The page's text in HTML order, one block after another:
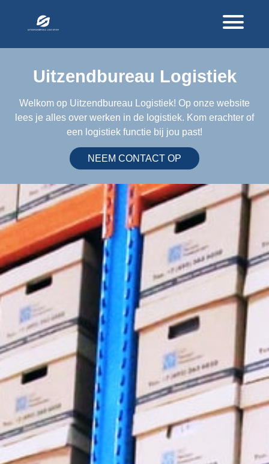
Uitzendbureau Logistiek
Welkom op Uitzendbureau Logistiek! Op onze website
lees je alles over werken in de logistiek. Kom erachter of
een logistiek functie bij jou past!
NEEM CONTACT OP